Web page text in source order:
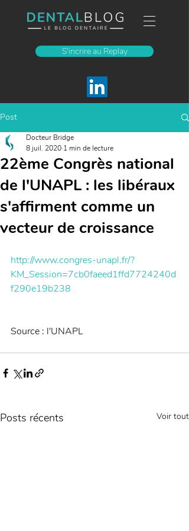
S'incrire au Replay
Post
22ème Congrès national
de l'UNAPL : les libéraux
s'affirment comme un
vecteur de croissance
Docteur Bridge
8 juil. 2020 1 min de lecture
http://www.congres-unapl.fr/?
KM_Session=7cb0faeed1ffd7724240d
f290e19b238
Source : l'UNAPL
Posts récents Voir tout